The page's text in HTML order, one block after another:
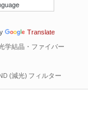
Translate
学結晶・ファイバー
(減光) フィルター